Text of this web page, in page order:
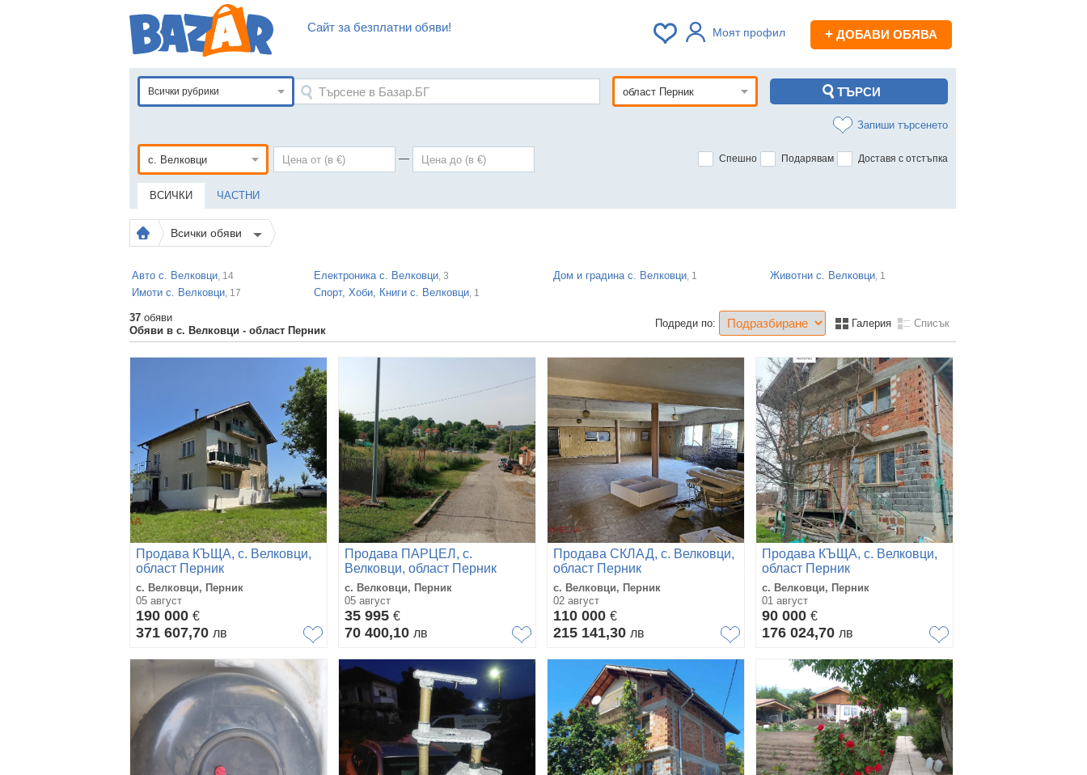
Сайт за безплатни обяви! Моят профил + ДОБАВИ ОБЯВА
Всички рубрики
Запиши търсенето
— Спешно Подарявам Доставя с отстъпка
ВСИЧКИ ЧАСТНИ
Всички обяви
Авто с. Велковци, 14
Имоти с. Велковци, 17
Електроника с. Велковци, 3
Спорт, Хоби, Книги с. Велковци, 1
Дом и градина с. Велковци, 1 Животни с. Велковци, 1
37 обяви
Обяви в с. Велковци - област Перник
Подреди по: Галерия Списък
Продава КЪЩА, с. Велковци,
област Перник
с. Велковци, Перник
05 август
190 000 €
371 607,70 лв
Продава ПАРЦЕЛ, с.
Велковци, област Перник
с. Велковци, Перник
05 август
35 995 €
70 400,10 лв
Продава СКЛАД, с. Велковци,
област Перник
с. Велковци, Перник
02 август
110 000 €
215 141,30 лв
Продава КЪЩА, с. Велковци,
област Перник
с. Велковци, Перник
01 август
90 000 €
176 024,70 лв